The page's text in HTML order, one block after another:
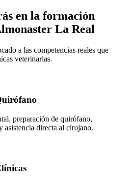
en la formación
La Real
a las competencias reales que
veterinarias.
preparación de quirófano,
asistencia directa al cirujano.